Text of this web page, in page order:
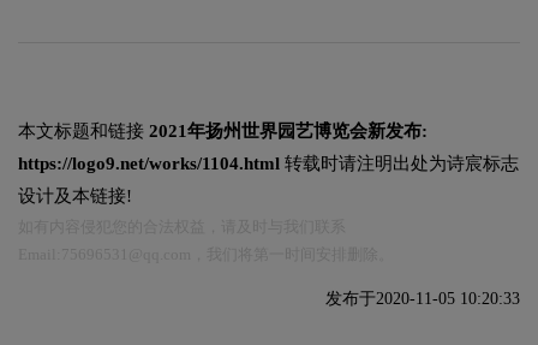
本文标题和链接 2021年扬州世界园艺博览会新发布:
https://logo9.net/works/1104.html 转载时请注明出处为诗宸标志
设计及本链接!
发布于2020-11-05 10:20:33